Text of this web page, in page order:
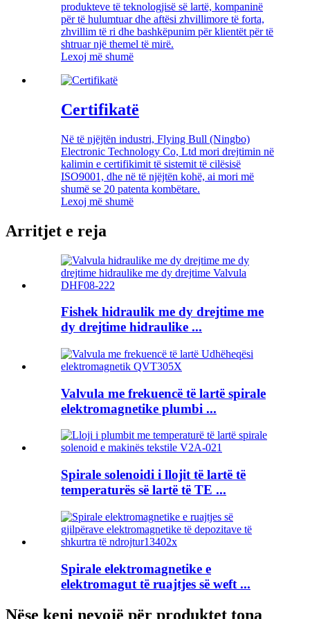
produkteve të teknologjisë së lartë, kompaninë
për të hulumtuar dhe aftësi zhvillimore të forta,
zhvillim të ri dhe bashkëpunim për klientët për të
shtruar një themel të mirë.
Lexoj më shumë
Certifikatë
Në të njëjtën industri, Flying Bull (Ningbo)
Electronic Technology Co, Ltd mori drejtimin në
kalimin e certifikimit të sistemit të cilësisë
ISO9001, dhe në të njëjtën kohë, ai mori më
shumë se 20 patenta kombëtare.
Lexoj më shumë
Arritjet e reja
Fishek hidraulik me dy drejtime me
dy drejtime hidraulike ...
Valvula me frekuencë të lartë spirale
elektromagnetike plumbi ...
Spirale solenoidi i llojit të lartë të
temperaturës së lartë të TE ...
Spirale elektromagnetike e
elektromagut të ruajtjes së weft ...
Nëse keni nevojë për produktet tona